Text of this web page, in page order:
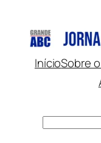
conteúdo
InícioSobre